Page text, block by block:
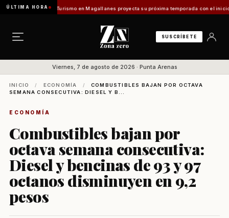
ÚLTIMA HORA
Vladilo] Turismo en Magallanes proyecta su próxima temporada con el inicio de
SUSCRÍBETE
Viernes, 7 de agosto de 2026 · Punta Arenas
INICIO / ECONOMÍA /
COMBUSTIBLES BAJAN POR OCTAVA
SEMANA CONSECUTIVA: DIESEL Y B...
ECONOMÍA
Combustibles bajan por
octava semana consecutiva:
Diesel y bencinas de 93 y 97
octanos disminuyen en 9,2
pesos